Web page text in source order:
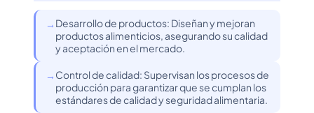
Desarrollo de productos: Diseñan y mejoran
productos alimenticios, asegurando su calidad
y aceptación en el mercado.
Control de calidad: Supervisan los procesos de
producción para garantizar que se cumplan los
estándares de calidad y seguridad alimentaria.